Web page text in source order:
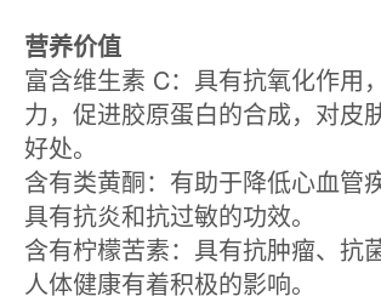
营养价值
富含维生素 C：具有抗氧化作用
力，促进胶原蛋白的合成，对皮
好处。
含有类黄酮：有助于降低心血管
具有抗炎和抗过敏的功效。
含有柠檬苦素：具有抗肿瘤、抗
人体健康有着积极的影响。